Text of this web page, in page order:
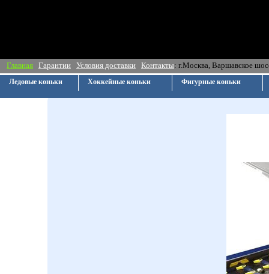
Главная Гарантии Условия доставки Контакты: г.Москва,
Ледовые коньки Хоккейные коньки Фигурные коньки